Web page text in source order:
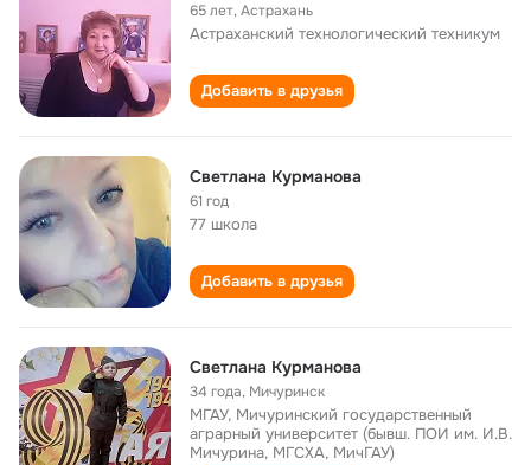
65 лет,Астрахань
Астраханский технологический техникум
Добавить в друзья
Светлана Курманова
61 год
77 школа
Добавить в друзья
Светлана Курманова
34 года, Мичуринск
МГАУ, Мичуринский государственный
аграрный университет (бывш. ПОИ им. И.В.
Мичурина, МГСХА, МичГАУ)